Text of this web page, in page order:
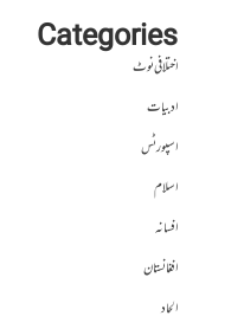
Categories
اختلافی نوٹ
ادبیات
اسپورٹس
اسلام
افسانہ
افغانستان
الحاد